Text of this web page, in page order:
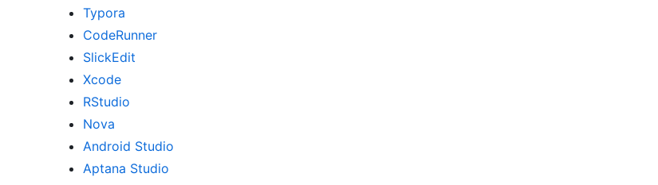
Typora
CodeRunner
SlickEdit
Xcode
RStudio
Nova
Android Studio
Aptana Studio